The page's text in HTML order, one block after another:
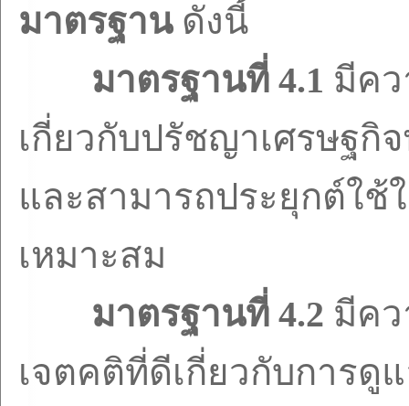
มาตรฐาน ดังนี้
มาตรฐานที่ 4.1 มีคว
เกี่ยวกับปรัชญาเศรษฐกิ
และสามารถประยุกต์ใช้
เหมาะสม
มาตรฐานที่ 4.2 มีคว
เจตคติที่ดีเกี่ยวกับการดู